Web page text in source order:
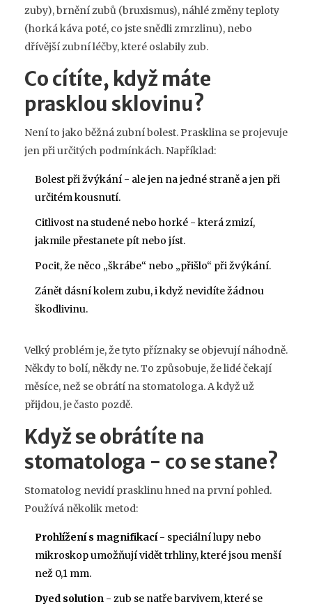
zuby), brnění zubů (bruxismus), náhlé změny teploty
(horká káva poté, co jste snědli zmrzlinu), nebo
dřívější zubní léčby, které oslabily zub.
Co cítíte, když máte
prasklou sklovinu?
Není to jako běžná zubní bolest. Prasklina se projevuje
jen při určitých podmínkách. Například:
Bolest při žvýkání - ale jen na jedné straně a jen při
určitém kousnutí.
Citlivost na studené nebo horké - která zmizí,
jakmile přestanete pít nebo jíst.
Pocit, že něco „škrábe“ nebo „přišlo“ při žvýkání.
Zánět dásní kolem zubu, i když nevidíte žádnou
škodlivinu.
Velký problém je, že tyto příznaky se objevují náhodně.
Někdy to bolí, někdy ne. To způsobuje, že lidé čekají
měsíce, než se obrátí na stomatologa. A když už
přijdou, je často pozdě.
Když se obrátíte na
stomatologa - co se stane?
Stomatolog nevidí prasklinu hned na první pohled.
Používá několik metod:
Prohlížení s magnifikací- speciální lupy nebo
mikroskop umožňují vidět trhliny, které jsou menší
než 0,1 mm.
Dyed solution - zub se natře barvivem, které se